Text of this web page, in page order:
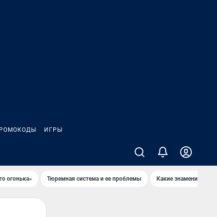
ИГРЫ
огонька» Тюремная система и ее проблемы Какие знаменитости